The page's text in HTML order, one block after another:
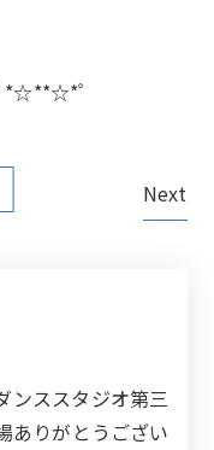
ﾟ
Next
ンススタジオ第三
ありがとうござい